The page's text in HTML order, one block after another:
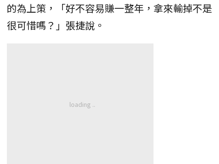
的為上策，「好不容易賺一整年，拿來輸掉不是
很可惜嗎？」張捷說。